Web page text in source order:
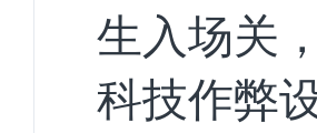
生入场关
科技作弊